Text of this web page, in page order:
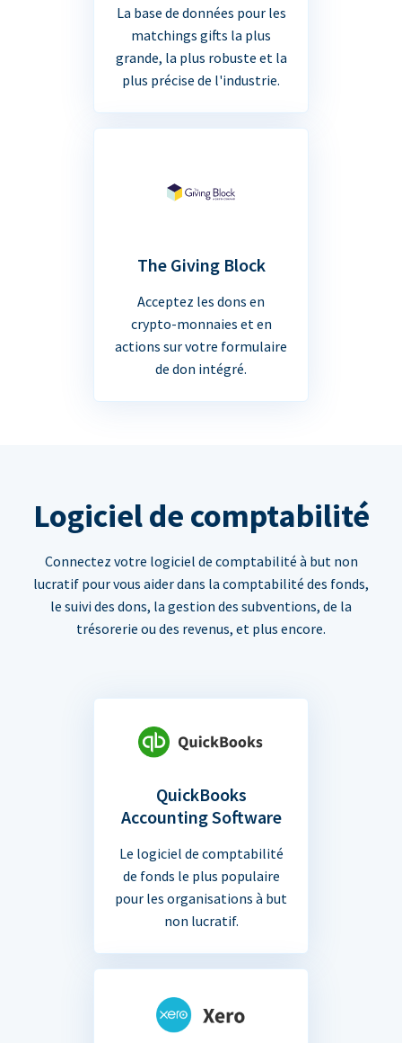
La base de données pour les
matchings gifts la plus
grande, la plus robuste et la
plus précise de l'industrie.
The Giving Block
Acceptez les dons en
crypto-monnaies et en
actions sur votre formulaire
de don intégré.
Logiciel de comptabilité
Connectez votre logiciel de comptabilité à but non
lucratif pour vous aider dans la comptabilité des fonds,
le suivi des dons, la gestion des subventions, de la
trésorerie ou des revenus, et plus encore.
QuickBooks
Accounting Software
Le logiciel de comptabilité
de fonds le plus populaire
pour les organisations à but
non lucratif.